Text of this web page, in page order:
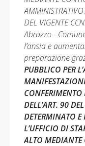
AMMINISTRATIVO
DEL VIGENTE
Abruzzo -
l’ansia e
preparazione
PUBBLICO PER
DELL’ART. 90
DETERMINATO
L’UFFICIO DI
ALTO MEDIANTE